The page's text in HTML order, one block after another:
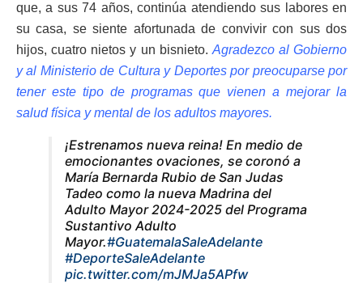
que, a sus 74 años, continúa atendiendo sus labores en
su casa, se siente afortunada de convivir con sus dos
hijos, cuatro nietos y un bisnieto. Agradezco al Gobierno
y al Ministerio de Cultura y Deportes por preocuparse por
tener este tipo de programas que vienen a mejorar la
salud física y mental de los adultos mayores.
¡Estrenamos nueva reina! En medio de
emocionantes ovaciones, se coronó a
María Bernarda Rubio de San Judas
Tadeo como la nueva Madrina del
Adulto Mayor 2024-2025 del Programa
Sustantivo Adulto
Mayor.#GuatemalaSaleAdelante
#DeporteSaleAdelante
pic.twitter.com/mJMJa5APfw